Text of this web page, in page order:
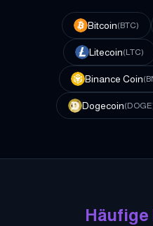
Bitcoin(BTC)
Litecoin(LTC)
Binance Coin(
Dogecoin(DOGE
Häufige